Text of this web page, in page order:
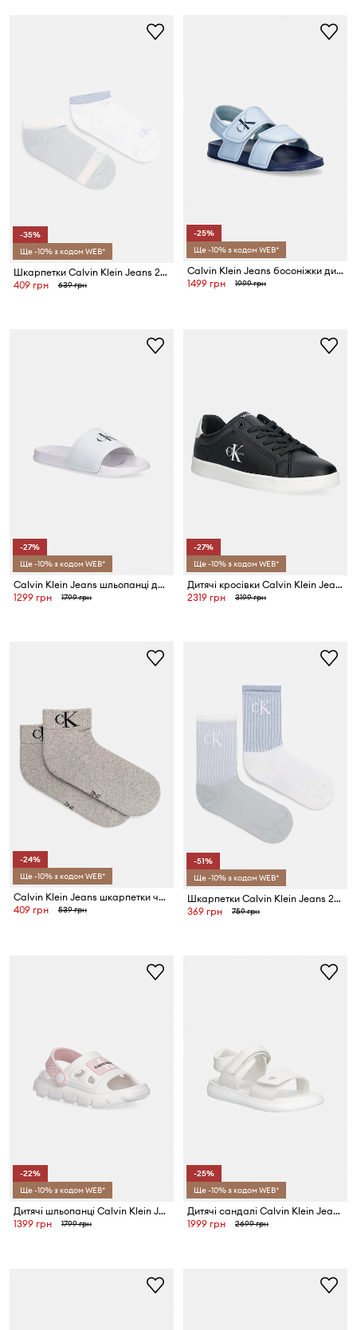
-35%
Ще -10% з кодом WEB*
Шкарпетки Calvin Klein Jeans 2-pack
409 грн
639 грн
-25%
Ще -10% з кодом WEB*
Calvin Klein Jeans босоніжки дитячі
1499 грн
1999 грн
-27%
Ще -10% з кодом WEB*
Calvin Klein Jeans шльопанці дитячі
1299 грн
1799 грн
-27%
Ще -10% з кодом WEB*
Дитячі кросівки Calvin Klein Jeans
2319 грн
3199 грн
-24%
Ще -10% з кодом WEB*
Calvin Klein Jeans шкарпетки чоловічі з бавовною 2 шт.
409 грн
539 грн
-51%
Ще -10% з кодом WEB*
Шкарпетки Calvin Klein Jeans 2-pack
369 грн
759 грн
-22%
Ще -10% з кодом WEB*
Дитячі шльопанці Calvin Klein Jeans
1399 грн
1799 грн
-25%
Ще -10% з кодом WEB*
Дитячі сандалі Calvin Klein Jeans
1999 грн
2699 грн